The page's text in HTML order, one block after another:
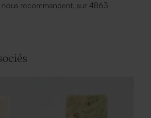
recommandent, sur 4863